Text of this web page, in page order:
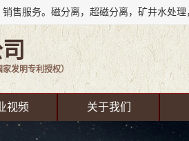
发明专利授权）
视频 关于我们